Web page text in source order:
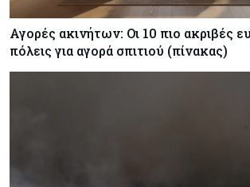
Αγορές ακινήτων: Οι 10 πιο ακριβές
πόλεις για αγορά σπιτιού (πίνακας)